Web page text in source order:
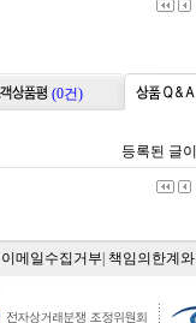
(0건)
등록된 글
이메일수집거부 책임의한계